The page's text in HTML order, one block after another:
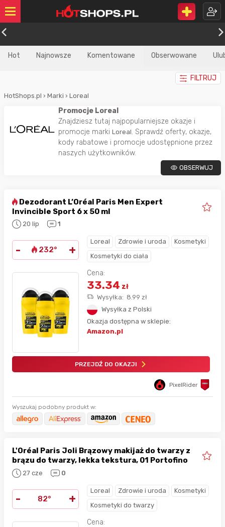
Hot Najnowsze Komentowane Obserwowane
FILTRUJ
HotShops.pl › Marki › Loreal
Promocje Loreal
Znajdziesz tutaj najpopularniejsze okazje i
promocje marki Loreal. Sprawdź oferty, okazje,
kody rabatowe i promocje udostępnione przez
naszych użytkowników.
OBSERWUJ
Dezodorant L’Oréal Paris Men Expert
Invincible Sport 6 x 50 ml
20 lip 1
- 232° +
Loreal Zdrowie i uroda
Kosmetyki
Kosmetyki do ciała
Cena:
33.34 zł
Wysyłka: 8.99 zł
Wysyłka z Polski
Okazja dostępna w sklepie:
Amazon.pl
PRZEJDŹ DO OKAZJI
PixelRider
Wyszukaj podobny produkt w:
L'Oréal Paris Joli Brązowy makijaż do twarzy z
brązu do twarzy, lekka tekstura, 01 Portofino
27 cze 0
- 82° +
Loreal Zdrowie i uroda
Kosmetyki
Kosmetyki do twarzy
Cena: